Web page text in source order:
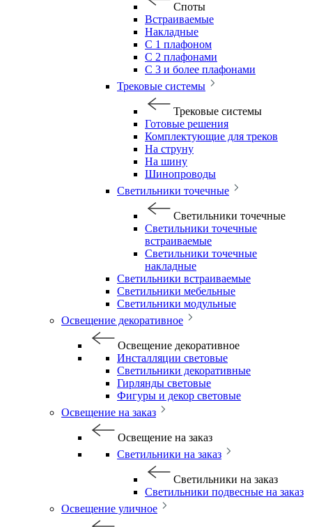
Споты
Встраиваемые
Накладные
С 1 плафоном
С 2 плафонами
С 3 и более плафонами
Трековые системы
Трековые системы
Готовые решения
Комплектующие для треков
На струну
На шину
Шинопроводы
Светильники точечные
Светильники точечные
Светильники точечные
встраиваемые
Светильники точечные
накладные
Светильники встраиваемые
Светильники мебельные
Светильники модульные
Освещение декоративное
Освещение декоративное
Инсталляции световые
Светильники декоративные
Гирлянды световые
Фигуры и декор световые
Освещение на заказ
Освещение на заказ
Светильники на заказ
Светильники на заказ
Светильники подвесные на заказ
Освещение уличное